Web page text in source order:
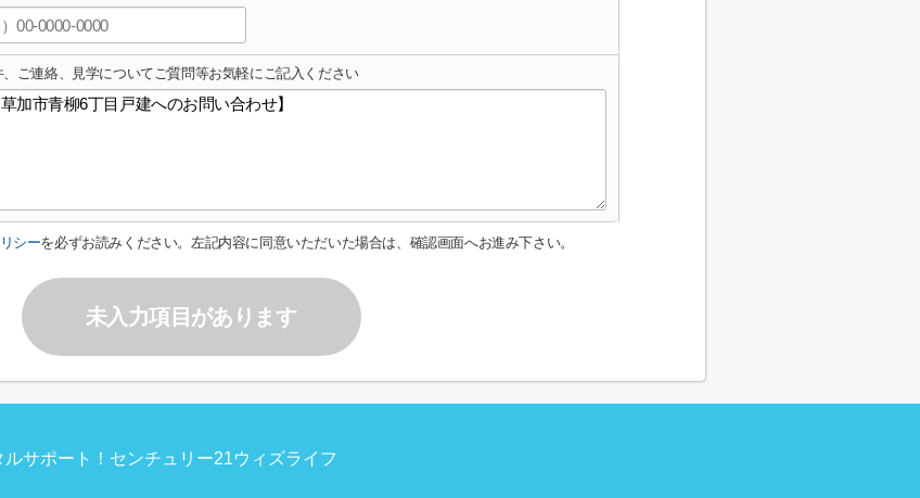
、ご連絡、見学についてご質問等お気軽にご記入ください
シーを必ずお読みください。左記内容に同意いただいた場合は、確認画面へお進み下さい。
未入力項目があります
サポート！センチュリー21ウィズライフ